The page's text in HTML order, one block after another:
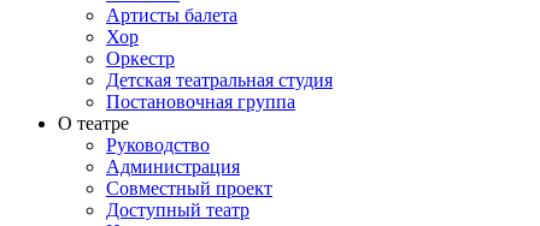
Артисты балета
Хор
Оркестр
Детская театральная студия
Постановочная группа
О театре
Руководство
Администрация
Совместный проект
Доступный театр